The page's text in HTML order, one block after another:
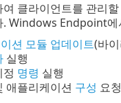
여 클라이언트를 관리
. Windows Endpoint에
션 모듈 업데이트(바
실행
명령 실행
애플리케이션 구성 요청